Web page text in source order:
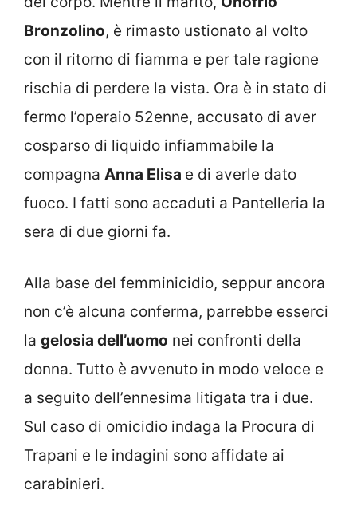
Bronzolino, è rimasto ustionato al volto
con il ritorno di fiamma e per tale ragione
rischia di perdere la vista. Ora è in stato di
fermo l’operaio 52enne, accusato di aver
cosparso di liquido infiammabile la
compagna Anna Elisa e di averle dato
fuoco. I fatti sono accaduti a Pantelleria la
sera di due giorni fa.
Alla base del femminicidio, seppur ancora
non c’è alcuna conferma, parrebbe esserci
la gelosia dell’uomo nei confronti della
donna. Tutto è avvenuto in modo veloce e
a seguito dell’ennesima litigata tra i due.
Sul caso di omicidio indaga la Procura di
Trapani e le indagini sono affidate ai
carabinieri.